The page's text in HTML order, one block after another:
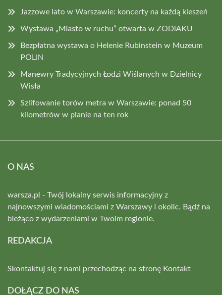
Jazzowe lato w Warszawie: koncerty na każdą kieszeń
Wystawa „Miasto w ruchu” otwarta w ZODIAKU
Bezpłatna wystawa o Helenie Rubinstein w Muzeum
POLIN
Manewry Tradycyjnych Łodzi Wiślanych w Dzielnicy
Wisła
Szlifowanie torów metra w Warszawie: ponad 50
kilometrów w planie na ten rok
O NAS
warsza.pl - Twój lokalny serwis informacyjny z
najnowszymi wiadomościami z Warszawy i okolic. Bądź na
bieżąco z wydarzeniami w Twoim regionie.
REDAKCJA
Skontaktuj się z nami przechodząc na stronę Kontakt
DOŁĄCZ DO NAS